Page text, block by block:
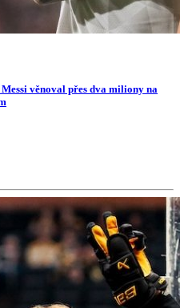
věnoval přes dva miliony na